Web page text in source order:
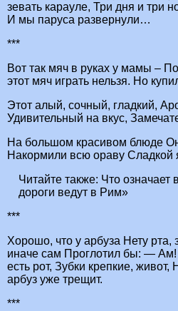
зевать карауле, Три дня и три
И мы паруса развернули…
***
Вот так мяч в руках у мамы –
этот мяч играть нельзя. Но
Этот алый, сочный, гладкий,
Удивительный на вкус,
На большом красивом блюде
Накормили всю ораву Сладкой
Читайте также: Что означает
дороги ведут в Рим»
***
Хорошо, что у арбуза Нету рта,
иначе сам Проглотил бы: —
есть рот, Зубки крепкие,
арбуз уже трещит.
***